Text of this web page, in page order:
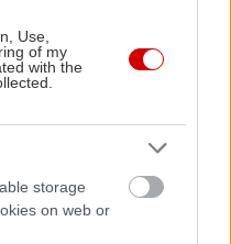
Use,
of my
with the
storage
on web or